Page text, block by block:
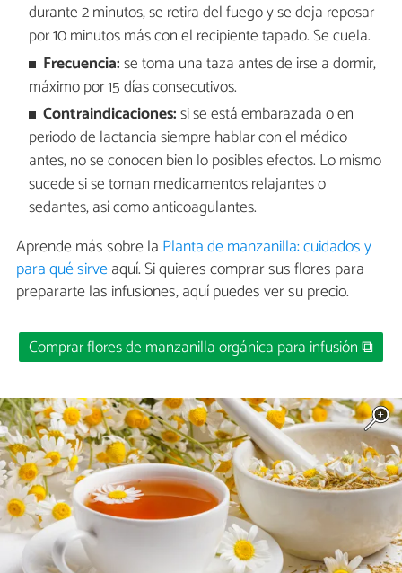
durante 2 minutos, se retira del fuego y se deja reposar
por 10 minutos más con el recipiente tapado. Se cuela.
Frecuencia:se toma una taza antes de irse a dormir,
máximo por 15 días consecutivos.
Contraindicaciones:si se está embarazada o en
periodo de lactancia siempre hablar con el médico
antes, no se conocen bien lo posibles efectos. Lo mismo
sucede si se toman medicamentos relajantes o
sedantes, así como anticoagulantes.
Aprende más sobre la Planta de manzanilla: cuidados y
para qué sirveaquí. Si quieres comprar sus flores para
prepararte las infusiones, aquí puedes ver su precio.
Comprar flores de manzanilla orgánica para infusión ⧉